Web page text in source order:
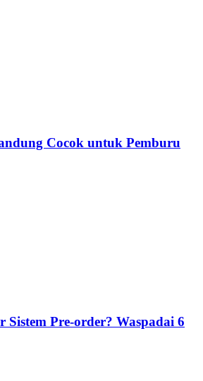
Cocok untuk Pemburu
Pre-order? Waspadai 6